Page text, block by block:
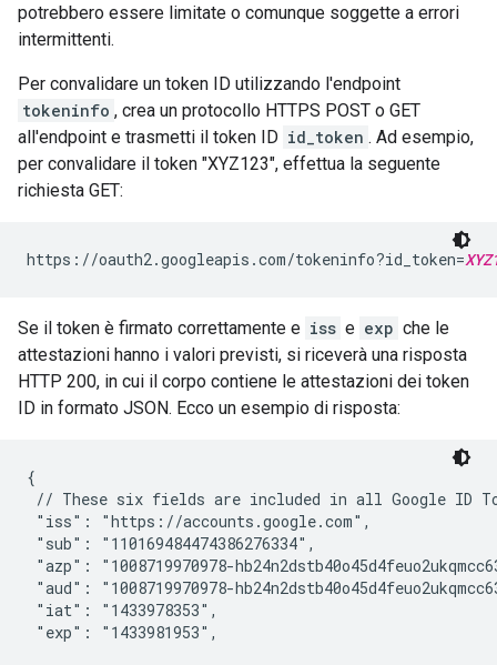
potrebbero essere limitate o comunque soggette a errori
intermittenti.
Per convalidare un token ID utilizzando l'endpoint
tokeninfo , crea un protocollo HTTPS POST o GET
all'endpoint e trasmetti il token ID id_token . Ad esempio,
per convalidare il token "XYZ123", effettua la seguente
richiesta GET:
https://oauth2.googleapis.com/tokeninfo?id_token=
Se il token è firmato correttamente e iss e exp che le
attestazioni hanno i valori previsti, si riceverà una risposta
HTTP 200, in cui il corpo contiene le attestazioni dei token
ID in formato JSON. Ecco un esempio di risposta:
{
// These six fields are included in all Google ID
"iss": "https://accounts.google.com",
"sub": "110169484474386276334",
"azp": "1008719970978-
"aud": "1008719970978-
"iat": "1433978353",
"exp": "1433981953",